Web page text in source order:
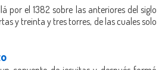
por el 1382 sobre las anteriores del siglo
y treinta y tres torres, de las cuales solo